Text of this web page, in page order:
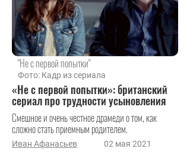
"Не с первой попытки"
Фото: Кадр из сериала
«Не с первой попытки»: британский
сериал про трудности усыновления
Смешное и очень честное драмеди о том, как
сложно стать приемным родителем.
Иван Афанасьев 02 мая 2021